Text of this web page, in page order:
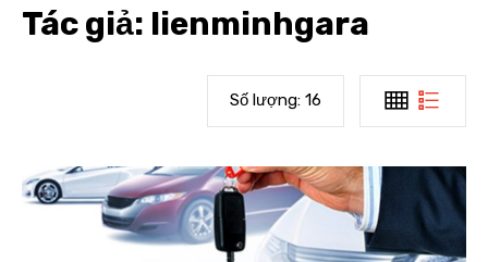
Tác giả: lienminhgara
Số lượng: 16